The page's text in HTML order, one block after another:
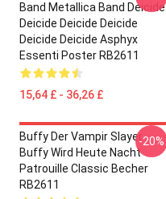
Band Metallica Band Deicide
Deicide Deicide Deicide
Deicide Deicide Asphyx
Essenti Poster RB2611
15,64 £ - 36,26 £
Buffy Der Vampir Slayer -
Buffy Wird Heute Nacht
Patrouille Classic Becher
RB2611
-20%